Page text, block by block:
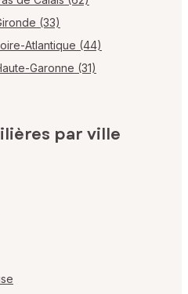
(33)
Atlantique (44)
Garonne (31)
par ville